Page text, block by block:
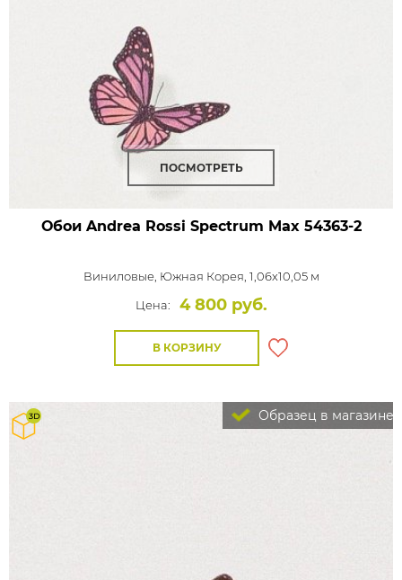
ПОСМОТРЕТЬ
Обои Andrea Rossi Spectrum Max54363-2
Виниловые, Южная Корея, 1,06x10,05 м
Цена:
4 800 руб.
В КОРЗИНУ
Образец в магазине